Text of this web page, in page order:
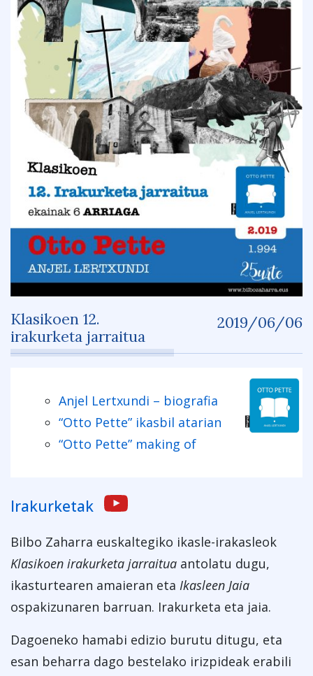
Klasikoen 12.
irakurketa jarraitua
2019/06/06
Anjel Lertxundi – biografia
“Otto Pette” ikasbil atarian
“Otto Pette” making of
Irakurketak
Bilbo Zaharra euskaltegiko ikasle-irakasleok
Klasikoen irakurketa jarraitua antolatu dugu,
ikasturtearen amaieran eta Ikasleen Jaia
ospakizunaren barruan. Irakurketa eta jaia.
Dagoeneko hamabi edizio burutu ditugu, eta
esan beharra dago bestelako irizpideak erabili